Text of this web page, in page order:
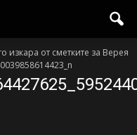
изкара от сметките за Верея